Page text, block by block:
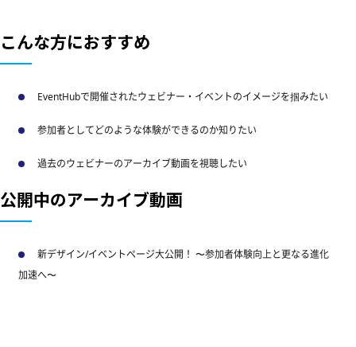
こんな方におすすめ
EventHubで開催されたウェビナー・イベントのイメージを掴みたい
参加者としてどのような体験ができるのか知りたい
過去のウェビナーのアーカイブ動画を視聴したい
公開中のアーカイブ動画
新デザイン/イベントページ大公開！ 〜参加者体験向上と更なる進化
加速へ〜